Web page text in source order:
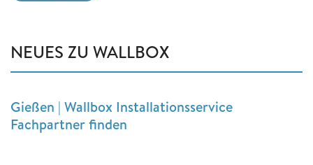
NEUES ZU WALLBOX
Gießen | Wallbox Installationsservice
Fachpartner finden